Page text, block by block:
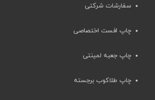
سفارشات شرکتی
چاپ افست اختصاصی
چاپ جعبه لمینتی
چاپ طلاکوب برجسته